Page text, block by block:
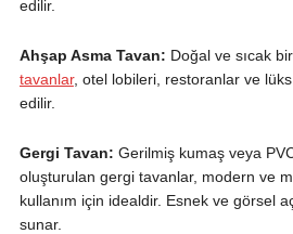
edilir.
Ahşap Asma Tavan: Doğal ve sıcak
tavanlar, otel lobileri, restoranlar ve
edilir.
Gergi Tavan: Gerilmiş kumaş veya
oluşturulan gergi tavanlar, modern ve
kullanım için idealdir. Esnek ve görsel
sunar.